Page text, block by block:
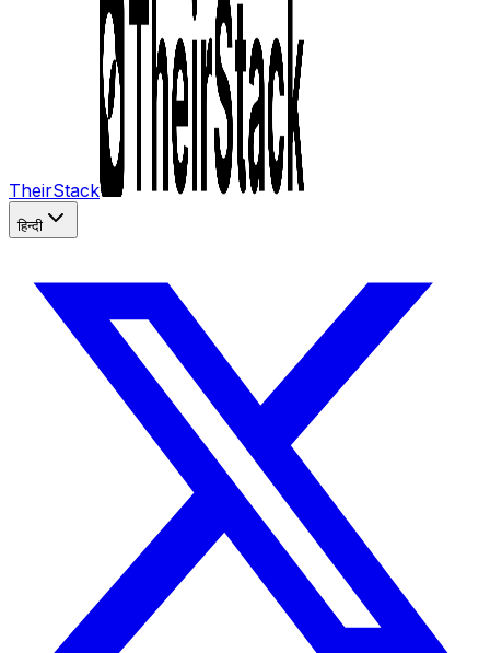
TheirStack
हिन्दी